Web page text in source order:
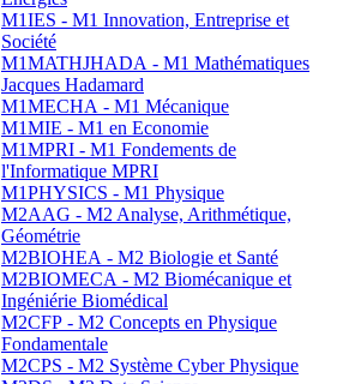
M1IES - M1 Innovation, Entreprise et
Société
M1MATHJHADA - M1 Mathématiques
Jacques Hadamard
M1MECHA - M1 Mécanique
M1MIE - M1 en Economie
M1MPRI - M1 Fondements de
l'Informatique MPRI
M1PHYSICS - M1 Physique
M2AAG - M2 Analyse, Arithmétique,
Géométrie
M2BIOHEA - M2 Biologie et Santé
M2BIOMECA - M2 Biomécanique et
Ingéniérie Biomédical
M2CFP - M2 Concepts en Physique
Fondamentale
M2CPS - M2 Système Cyber Physique